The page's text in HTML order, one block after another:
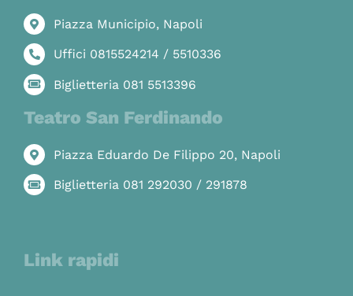
Piazza Municipio, Napoli
Uffici 0815524214 / 5510336
Biglietteria 081 5513396
Teatro San Ferdinando
Piazza Eduardo De Filippo 20, Napoli
Biglietteria 081 292030 / 291878
Link rapidi